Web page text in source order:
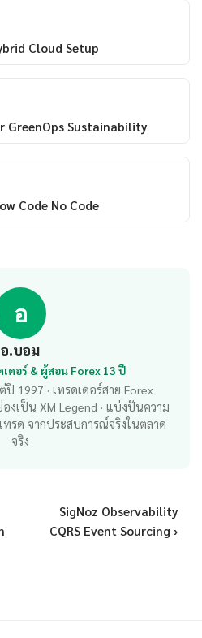
Cloud Setup
GreenOps Sustainability
Code No Code
อ
อ.บอม
เดอร์ & ผู้สอน Forex 13 ปี
1997 · เทรดเดอร์สาย Forex
งเป็น XM Legend · แบ่งปันความ
ทรด จากประสบการณ์จริงในตลาด
จริง
SigNoz Observability
CQRS Event Sourcing ›